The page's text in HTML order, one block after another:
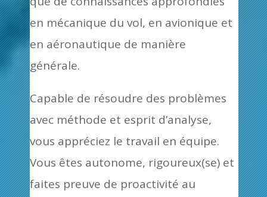
en mécanique du vol, en avionique et
en aéronautique de manière
générale.
Capable de résoudre des problèmes
avec méthode et esprit d’analyse,
vous appréciez le travail en équipe.
Vous êtes autonome, rigoureux(se) et
faites preuve de proactivité au